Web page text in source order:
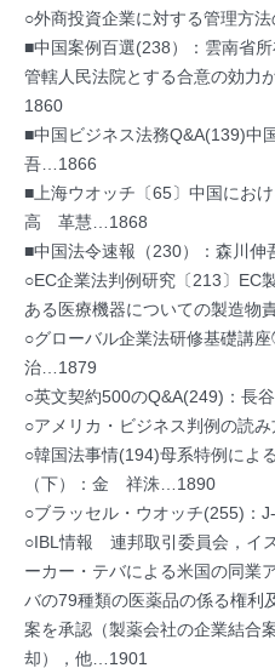
○外商投資企業に対する管理方
■中国案例百選(238）：雲南省
管轄人民法院とする合意の効力
1860
■中国ビジネス法務Q&A(139)中
吾…1866
■上海ウオッチ〔65〕中国にお
高 革慧…1868
■中国法令速報（230）：森川伸
○EC企業法判例研究〔213〕EC
ある医療機器についての製造物
○グローバル企業法研修基礎講
治…1879
○英文契約500のQ&A(249)：長
○アメリカ・ビジネス判例の読
○韓国法事情(194)母系特例によ
（下）：金 祥洙…1890
○ブラッセル・ウオッチ(255)：
○IBL情報 連邦取引委員会，イ
ーカー・テバによる米国の同業
バの79種類の医薬品の係る権利
案を承認（製薬会社の企業結合
却），他…1901